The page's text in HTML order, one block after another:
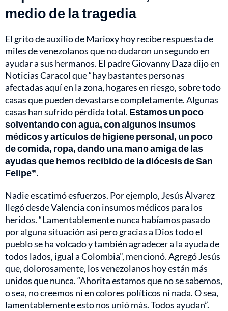
medio de la tragedia
El grito de auxilio de Marioxy hoy recibe respuesta de
miles de venezolanos que no dudaron un segundo en
ayudar a sus hermanos. El padre Giovanny Daza dijo en
Noticias Caracol que “hay bastantes personas
afectadas aquí en la zona, hogares en riesgo, sobre todo
casas que pueden devastarse completamente. Algunas
casas han sufrido pérdida total. Estamos un poco
solventando con agua, con algunos insumos
médicos y artículos de higiene personal, un poco
de comida, ropa, dando una mano amiga de las
ayudas que hemos recibido de la diócesis de San
Felipe”.
Nadie escatimó esfuerzos. Por ejemplo, Jesús Álvarez
llegó desde Valencia con insumos médicos para los
heridos. “Lamentablemente nunca habíamos pasado
por alguna situación así pero gracias a Dios todo el
pueblo se ha volcado y también agradecer a la ayuda de
todos lados, igual a Colombia”, mencionó. Agregó Jesús
que, dolorosamente, los venezolanos hoy están más
unidos que nunca. “Ahorita estamos que no se sabemos,
o sea, no creemos ni en colores políticos ni nada. O sea,
lamentablemente esto nos unió más. Todos ayudan”.